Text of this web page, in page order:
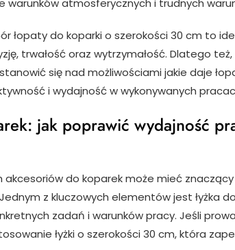
warunków atmosferycznych i trudnych
łopaty do koparki o szerokości 30 cm to
trwałość oraz wytrzymałość. Dlatego
się nad możliwościami jakie daje
i wydajność w wykonywanych
jak poprawić wydajność
do koparek może mieć znaczący
z kluczowych elementów jest łyżka
zadań i warunków pracy. Jeśli
łyżki o szerokości 30 cm, która